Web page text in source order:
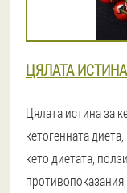
ЦЯЛАТА
Цялата истина за
кетогенната
кето диетата,